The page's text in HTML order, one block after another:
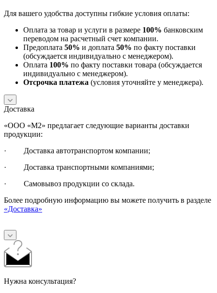
Для вашего удобства доступны гибкие условия оплаты:
Оплата за товар и услуги в размере 100% банковским
переводом на расчетный счет компании.
Предоплата 50% и доплата 50% по факту поставки
(обсуждается индивидуально с менеджером).
Оплата 100% по факту поставки товара (обсуждается
индивидуально с менеджером).
Отсрочка платежа (условия уточняйте у менеджера).
Доставка
«ООО «М2» предлагает следующие варианты доставки
продукции:
· Доставка автотранспортом компании;
· Доставка транспортными компаниями;
· Самовывоз продукции со склада.
Более подробную информацию вы можете получить в разделе
«Доставка»
Нужна консультация?